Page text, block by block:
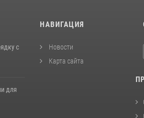
с
для
НАВИГАЦИЯ
Новости
Карта сайта